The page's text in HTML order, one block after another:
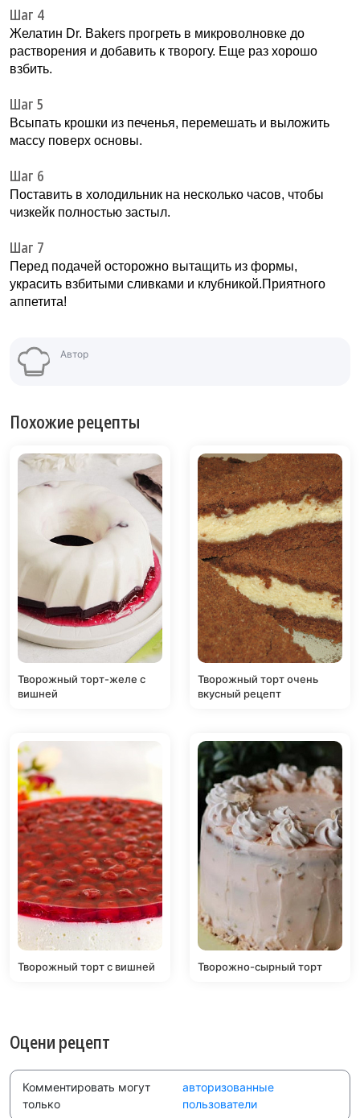
Шаг 4
Желатин Dr. Bakers прогреть в микроволновке до
растворения и добавить к творогу. Еще раз хорошо
взбить.
Шаг 5
Всыпать крошки из печенья, перемешать и выложить
массу поверх основы.
Шаг 6
Поставить в холодильник на несколько часов, чтобы
чизкейк полностью застыл.
Шаг 7
Перед подачей осторожно вытащить из формы,
украсить взбитыми сливками и клубникой.Приятного
аппетита!
Автор
Похожие рецепты
Творожный торт-желе с
вишней
Творожный торт очень
вкусный рецепт
Творожный торт с вишней Творожно-сырный торт
Оцени рецепт
Комментировать могут
только
авторизованные
пользователи